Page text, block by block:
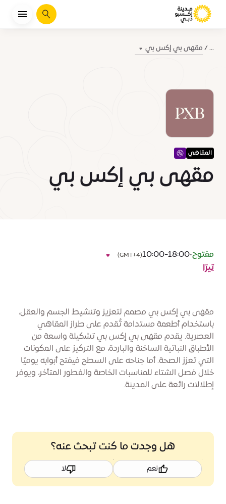
يبحث
... مقهى بي إكس بي
المقاهي
مقهى بي إكس بي
مقهى بي إكس بي مصمم لتعزيز وتنشيط الجسم والعقل،
باستخدام أطعمة مستدامة تُقدم على طراز المقاهي
العصرية. يقدم مقهى بي إكس بي تشكيلة واسعة من
الأطباق النباتية الساخنة والباردة، مع التركيز على المكونات
التي تعزز الصحة. أما جناحه على السطح فيفتح أبوابه يوميًا
خلال فصل الشتاء للمناسبات الخاصة والفطور المتأخر، ويوفر
إطلالات رائعة على المدينة.
مفتوح•
10:00-18:00
(GMT+4)
تيرّا
هل وجدت ما كنت تبحث عنه؟
نعم لا